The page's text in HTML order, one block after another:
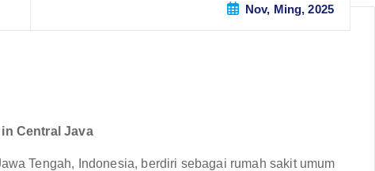
Nov, Ming, 2025
Central Java
Tengah, Indonesia, berdiri sebagai rumah sakit umum